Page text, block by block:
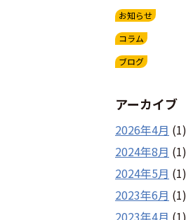
お知らせ
コラム
ブログ
アーカイブ
2026年4月 (1)
2024年8月 (1)
2024年5月 (1)
2023年6月 (1)
2023年4月 (1)